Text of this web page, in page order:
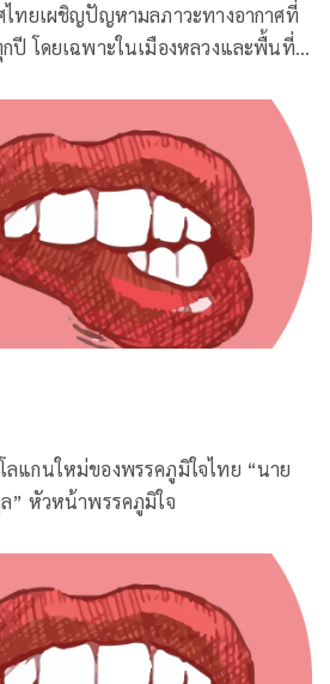
ทยเผชิญปัญหามลภาวะทางอากาศที่
ปี โดยเฉพาะในเมืองหลวงและพื้นที่หัว
ศ
ลแกนใหม่ของพรรคภูมิใจไทย “นาย
” หัวหน้าพรรคภูมิใจ